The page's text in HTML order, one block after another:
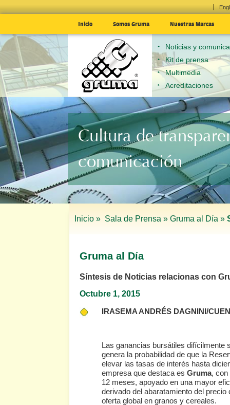
Inicio Somos Gruma Nuestras Marcas
Noticias y
Kit de prensa
Multimedia
Acreditaciones
Cultura de
comunicación
Inicio » Sala de Prensa » Gruma al Día »
Gruma al Día
Síntesis de Noticias relacionas con
Octubre 1, 2015
IRASEMA ANDRÉS DAGNINI/
Las ganancias bursátiles difícilmente
genera la probabilidad de que la
elevar las tasas de interés hasta
empresa que destaca es Gruma, con
12 meses, apoyado en una mayor
derivado del abaratamiento del
oferta global en granos y cereales.